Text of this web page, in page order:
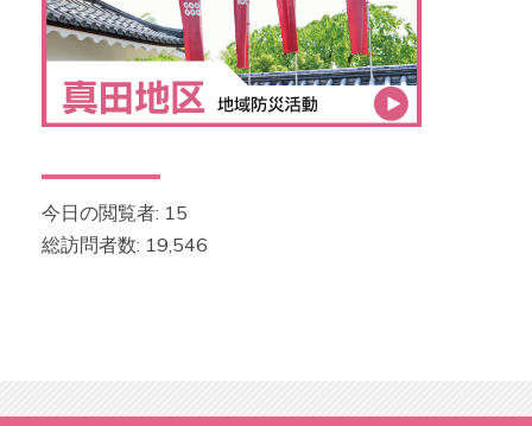
今日の閲覧者: 15
総訪問者数: 19,546